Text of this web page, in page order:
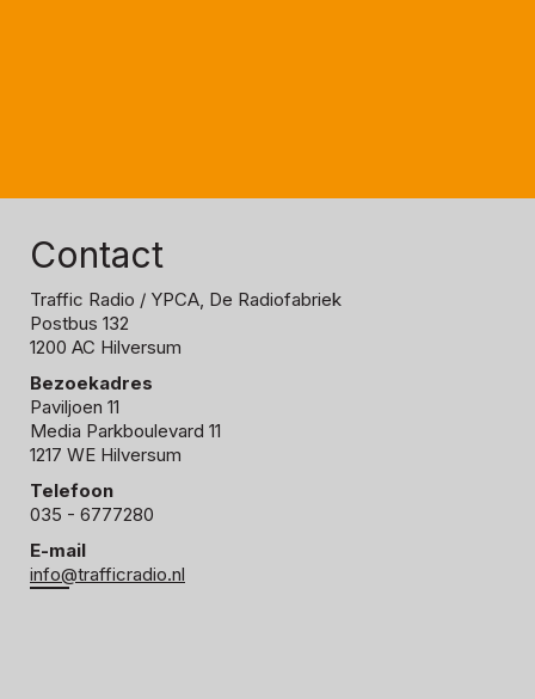
Contact
Traffic Radio / YPCA, De Radiofabriek
Postbus 132
1200 AC Hilversum
Bezoekadres
Paviljoen 11
Media Parkboulevard 11
1217 WE Hilversum
Telefoon
035 - 6777280
E-mail
info@trafficradio.nl